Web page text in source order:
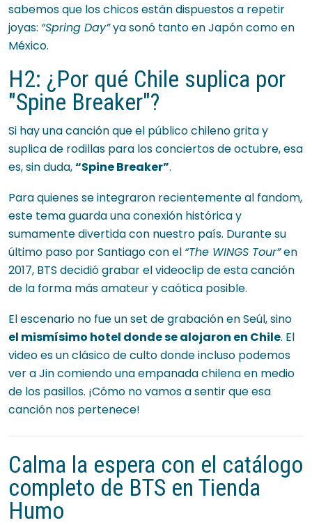
sabemos que los chicos están dispuestos a repetir
joyas: “Spring Day”ya sonó tanto en Japón como en
México.
H2: ¿Por qué Chile suplica por
"Spine Breaker"?
Si hay una canción que el público chileno grita y
suplica de rodillas para los conciertos de octubre, esa
es, sin duda,“Spine Breaker”.
Para quienes se integraron recientemente al fandom,
este tema guarda una conexión histórica y
sumamente divertida con nuestro país. Durante su
último paso por Santiago con el “The WINGS Tour”en
2017, BTS decidió grabar el videoclip de esta canción
de la forma más amateur y caótica posible.
El escenario no fue un set de grabación en Seúl, sino
el mismísimo hotel donde se alojaron en Chile. El
video es un clásico de culto donde incluso podemos
ver a Jin comiendo una empanada chilena en medio
de los pasillos. ¡Cómo no vamos a sentir que esa
canción nos pertenece!
Calma la espera con el catálogo
completo de BTS en Tienda
Humo